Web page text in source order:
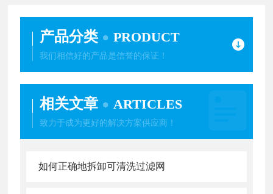
产品分类 PRODUCT
我们相信好的产品是信誉的保证！
相关文章 ARTICLES
致力于成为更好的解决方案供应商！
如何正确地拆卸可清洗过滤网